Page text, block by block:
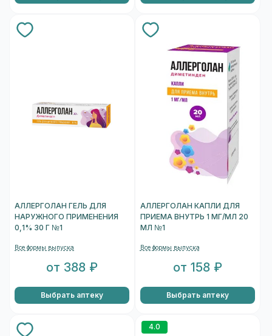
АЛЛЕРГОЛАН ГЕЛЬ ДЛЯ
НАРУЖНОГО ПРИМЕНЕНИЯ
0,1% 30 Г №1
Все формы выпуска
от 388 ₽
Выбрать аптеку
АЛЛЕРГОЛАН КАПЛИ ДЛЯ
ПРИЕМА ВНУТРЬ 1 МГ/МЛ 20
МЛ №1
Все формы выпуска
от 158 ₽
Выбрать аптеку
4.0